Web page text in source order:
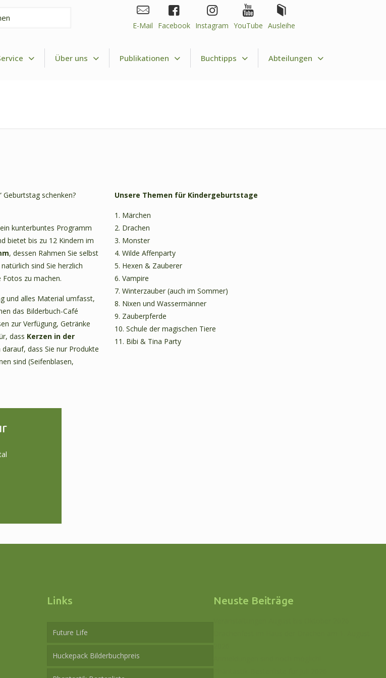
E-Mail Facebook Instagram YouTube Ausleihe
Über uns Publikationen Buchtipps Abteilungen
schenken?
kunterbuntes Programm
bietet bis zu 12 Kindern im
, dessen Rahmen Sie selbst
sind Sie herzlich
Fotos zu machen.
und alles Material umfasst,
das Bilderbuch-Café
zur Verfügung, Getränke
dass Kerzen in der
dass Sie nur Produkte
sind (Seifenblasen,
Unsere Themen für Kindergeburtstage
1. Märchen
2. Drachen
3. Monster
4. Wilde Affenparty
5. Hexen & Zauberer
6. Vampire
7. Winterzauber (auch im Sommer)
8. Nixen und Wassermänner
9. Zauberpferde
10. Schule der magischen Tiere
11. Bibi & Tina Party
Links
Future Life
Huckepack Bilderbuchpreis
Neuste Beiträge